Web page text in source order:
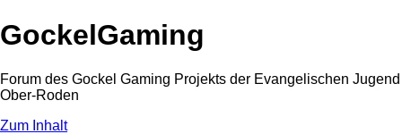
GockelGaming
Forum des Gockel Gaming Projekts der Evangelischen Jugend
Ober-Roden
Zum Inhalt